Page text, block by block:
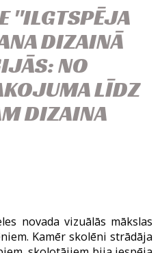
"ILGTSPĒJA
DIZAINĀ
NO
LĪDZ
DIZAINA
novada vizuālās mākslas
Kamēr skolēni strādāja